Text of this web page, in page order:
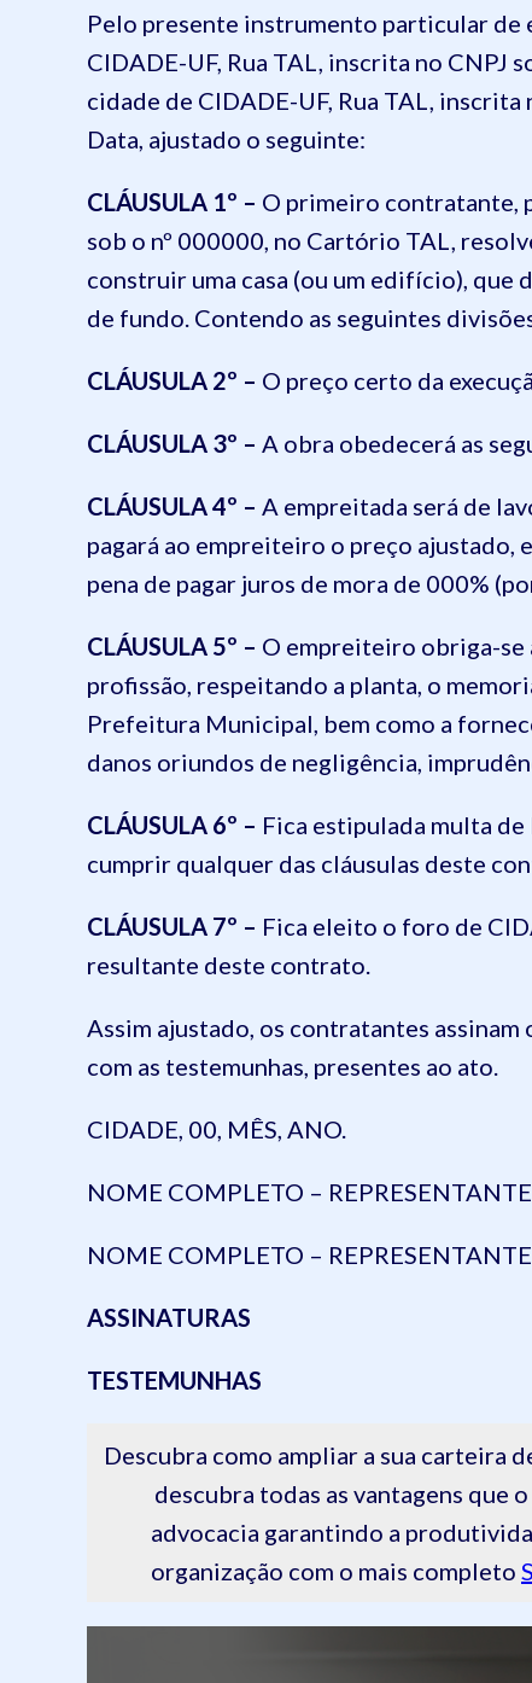
Pelo presente instrumento particular de
CIDADE-UF, Rua TAL, inscrita no CNPJ
cidade de CIDADE-UF, Rua TAL, inscrita
Data, ajustado o seguinte:
CLÁUSULA 1º – O primeiro contratante,
sob o nº 000000, no Cartório TAL,
construir uma casa (ou um edifício),
de fundo. Contendo as seguintes
CLÁUSULA 2º – O preço certo da
CLÁUSULA 3º – A obra obedecerá as
CLÁUSULA 4º – A empreitada será de
pagará ao empreiteiro o preço ajustado,
pena de pagar juros de mora de 000%
CLÁUSULA 5º – O empreiteiro obriga-se
profissão, respeitando a planta, o
Prefeitura Municipal, bem como a
danos oriundos de negligência,
CLÁUSULA 6º – Fica estipulada multa de
cumprir qualquer das cláusulas deste
CLÁUSULA 7º – Fica eleito o foro de
resultante deste contrato.
Assim ajustado, os contratantes
com as testemunhas, presentes ao ato.
CIDADE, 00, MÊS, ANO.
NOME COMPLETO –
NOME COMPLETO –
ASSINATURAS
TESTEMUNHAS
Descubra como ampliar a sua carteira
descubra todas as vantagens que o
advocacia garantindo a
organização com o mais completo